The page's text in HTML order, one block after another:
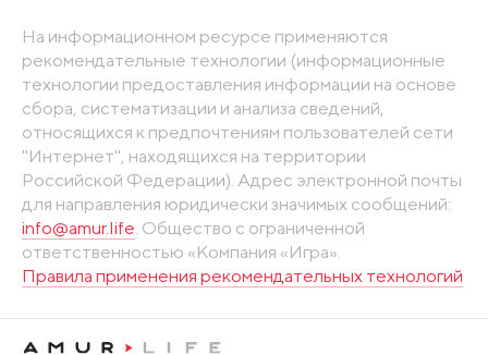
На информационном ресурсе применяются
рекомендательные технологии (информационные
технологии предоставления информации на основе
сбора, систематизации и анализа сведений,
относящихся к предпочтениям пользователей сети
"Интернет", находящихся на территории
Российской Федерации). Адрес электронной почты
для направления юридически значимых сообщений:
info@amur.life . Общество с ограниченной
ответственностью «Компания «Игра».
Правила применения рекомендательных технологий